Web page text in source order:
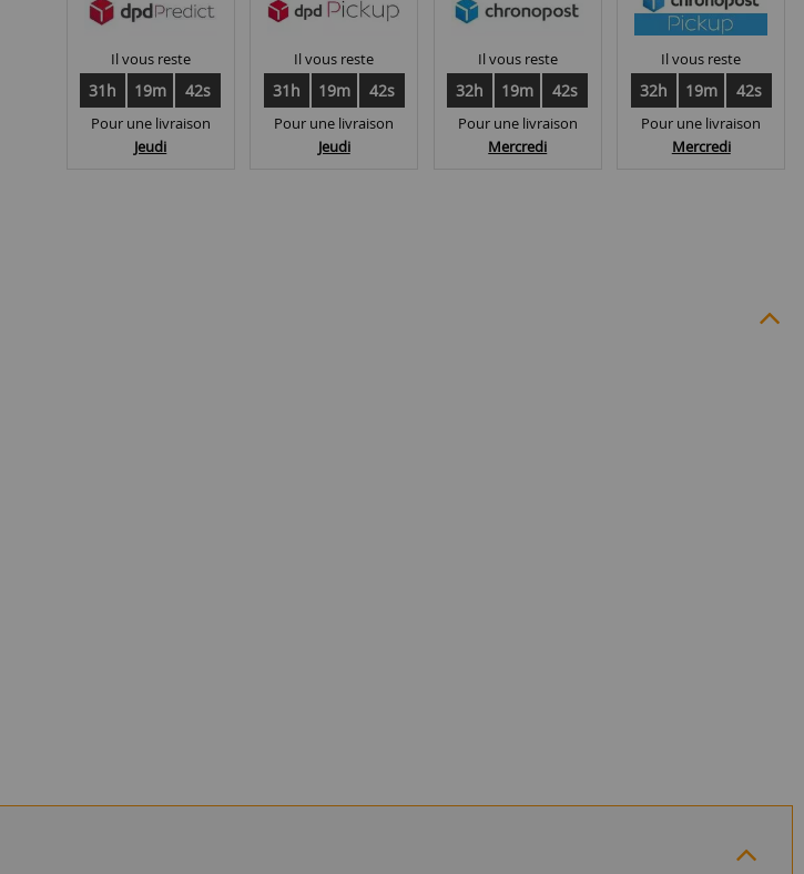
Il vous reste
31h 19m 42s
Pour une livraison
Jeudi
Il vous reste
31h 19m 42s
Pour une livraison
Jeudi
Il vous reste
32h 19m 42s
Pour une livraison
Mercredi
Il vous reste
32h 19m 42s
Pour une livraison
Mercredi